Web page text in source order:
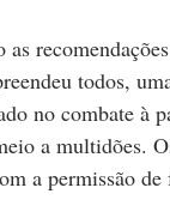
todos,
no combate à
a multidões.
a permissão